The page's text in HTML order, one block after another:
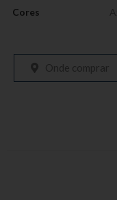
Cores
Onde comprar